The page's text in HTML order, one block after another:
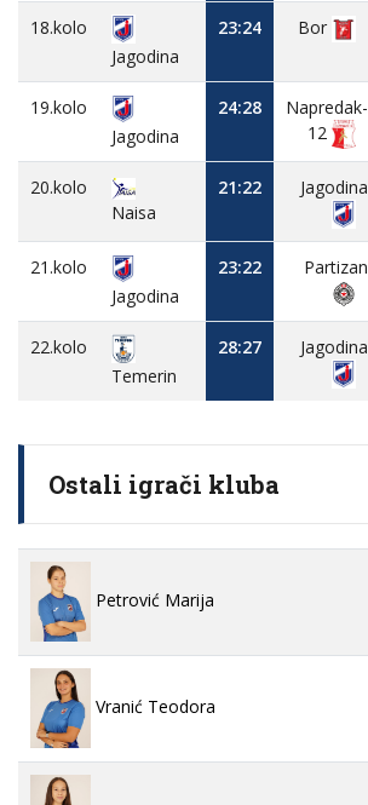
18.kolo
Jagodina
23:24 Bor
19.kolo
Jagodina
24:28
Napredak-
12
20.kolo
Naisa
21:22 Jagodina
21.kolo
Jagodina
23:22 Partizan
22.kolo
Temerin
28:27 Jagodina
Ostali igrači kluba
Petrović Marija
Vranić Teodora